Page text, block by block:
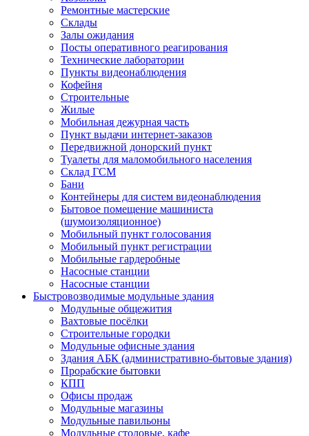
Ремонтные мастерские
Склады
Залы ожидания
Посты оперативного реагирования
Технические лаборатории
Пункты видеонаблюдения
Кофейня
Строительные
Жилые
Мобильная дежурная часть
Пункт выдачи интернет-заказов
Передвижной донорский пункт
Туалеты для маломобильного населения
Склад ГСМ
Бани
Контейнеры для систем видеонаблюдения
Бытовое помещение машиниста
(шумоизоляционное)
Мобильный пункт голосования
Мобильный пункт регистрации
Мобильные гардеробные
Насосные станции
Насосные станции
Быстровозводимые модульные здания
Модульные общежития
Вахтовые посёлки
Строительные городки
Модульные офисные здания
Здания АБК (административно-бытовые здания)
Прорабские бытовки
КПП
Офисы продаж
Модульные магазины
Модульные павильоны
Модульные столовые, кафе